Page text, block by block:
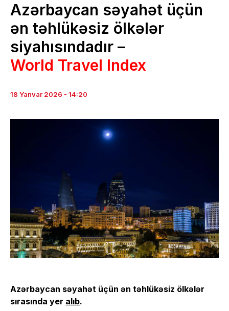
Azərbaycan səyahət üçün
ən təhlükəsiz ölkələr
siyahısındadır –
World Travel Index
18 Yanvar 2026 - 14:20
Azərbaycan səyahət üçün ən təhlükəsiz ölkələr
sırasında yer alıb.